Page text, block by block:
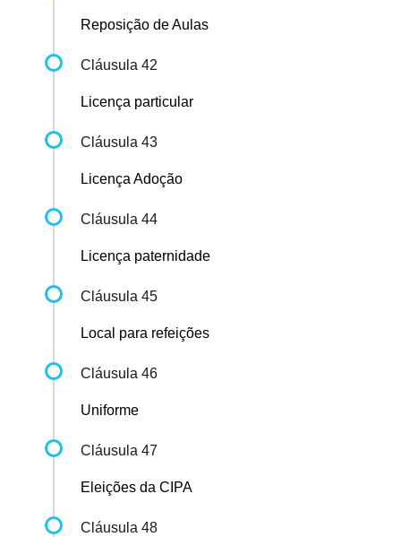
Reposição de Aulas
Cláusula 42
Licença particular
Cláusula 43
Licença Adoção
Cláusula 44
Licença paternidade
Cláusula 45
Local para refeições
Cláusula 46
Uniforme
Cláusula 47
Eleições da CIPA
Cláusula 48